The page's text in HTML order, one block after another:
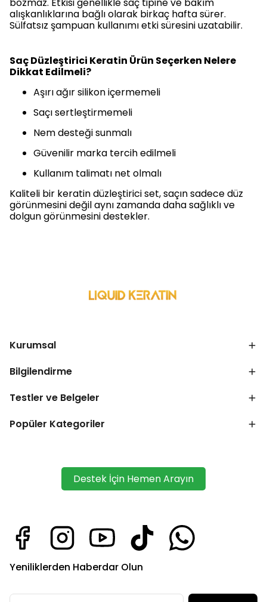
alışkanlıklarına bağlı olarak birkaç hafta sürer.
Sülfatsız şampuan kullanımı etki süresini uzatabilir.
Saç Düzleştirici Keratin Ürün Seçerken Nelere
Dikkat Edilmeli?
Aşırı ağır silikon içermemeli
Saçı sertleştirmemeli
Nem desteği sunmalı
Güvenilir marka tercih edilmeli
Kullanım talimatı net olmalı
Kaliteli bir keratin düzleştirici set, saçın sadece düz
görünmesini değil aynı zamanda daha sağlıklı ve
dolgun görünmesini destekler.
Kurumsal
Bilgilendirme
Testler ve Belgeler
Popüler Kategoriler
Destek İçin Hemen Arayın
Yeniliklerden Haberdar Olun